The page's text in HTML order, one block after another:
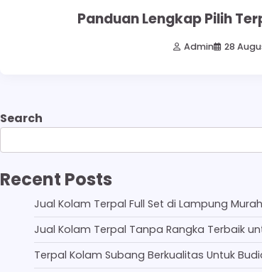
Panduan Lengkap Pilih
Admin 28
Search
Recent Posts
Jual Kolam Terpal Full Set di Lampung
Jual Kolam Terpal Tanpa Rangka Terbaik
Terpal Kolam Subang Berkualitas Untuk